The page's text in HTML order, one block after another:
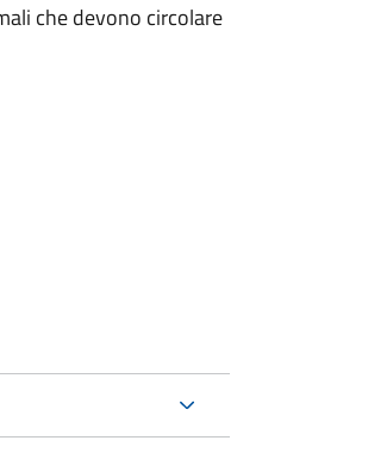
che devono circolare